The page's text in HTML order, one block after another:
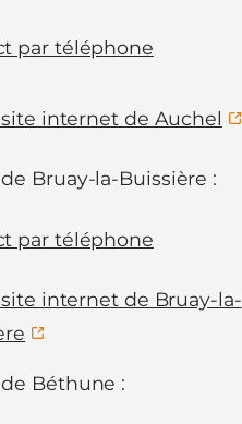
par téléphone
internet de Auchel
Bruay-la-Buissière :
par téléphone
internet de Bruay-la-
Béthune :